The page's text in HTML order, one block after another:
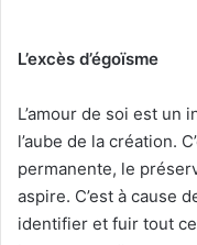
L’excès d’égoïsme
L’amour de soi est un
l’aube de la création.
permanente, le
aspire. C’est à cause
identifier et fuir tout